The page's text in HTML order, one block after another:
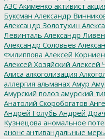
АЗС Акименко активист
Буксман Александр
Александр Золотухин
Левинталь Александр
Александр Соловьев
Филиппова Алексей
Алексей Хозяйский Алексей
Алиса алкоголизация
аллергия альманах Амур
Амурский полоз амурский
Анатолий Скоробогатов
Андрей Голубь Андрей
Кузнецова аномальное
анонс антивандальные